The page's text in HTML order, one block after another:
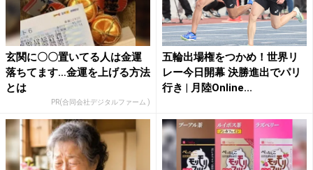
玄関に〇〇置いてる人は金運
落ちてます…金運を上げる方法
とは
PR(合同会社デジタルファーム )
五輪出場権をつかめ！世界リ
レー今日開幕 決勝進出でパリ
行き | 月陸Online...